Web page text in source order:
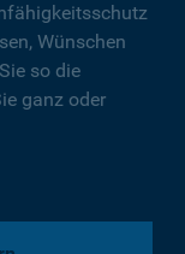
Wünschen
so die
ganz oder